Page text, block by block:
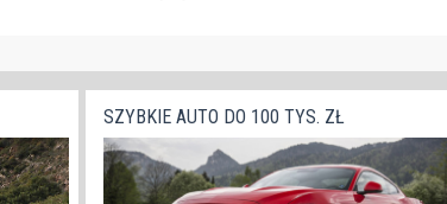
SZYBKIE AUTO DO 100 TYS. ZŁ